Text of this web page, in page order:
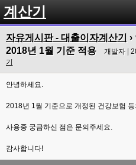
계산기
자유게시판 - 대출이자계산기 ›
2018년 1월 기준 적용
개발자 |
기
안녕하세요.
2018년 1월 기준으로 개정된 건강보험
사용중 궁금하신 점은 문의주세요.
감사합니다!